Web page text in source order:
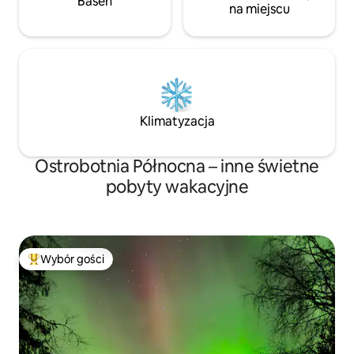
na miejscu
Klimatyzacja
Ostrobotnia Północna – inne świetne
pobyty wakacyjne
Najpopularniejsze z kategorii Wybór gości
Wybór gości